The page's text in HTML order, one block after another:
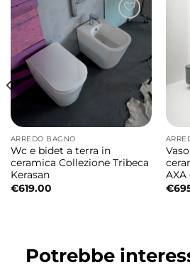
qualità. Il lavabo si distingue
elegante e il design
integrarsi perfettamente in
moderni e sofisticati.
Collezione DP dal design
Le linee morbide e il profilo
questo lavabo ideale per
contemporanei dove
ARREDO BAGNO
Wc e bidet a terra in
ceramica Collezione Tribeca
Kerasan
€619.00
AXA
€
Potrebbe